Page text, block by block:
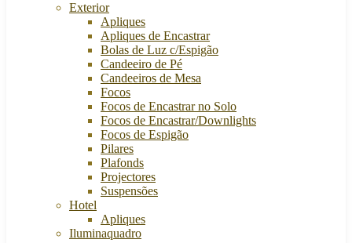
Exterior
Apliques
Apliques de Encastrar
Bolas de Luz c/Espigão
Candeeiro de Pé
Candeeiros de Mesa
Focos
Focos de Encastrar no Solo
Focos de Encastrar/Downlights
Focos de Espigão
Pilares
Plafonds
Projectores
Suspensões
Hotel
Apliques
Iluminaquadro